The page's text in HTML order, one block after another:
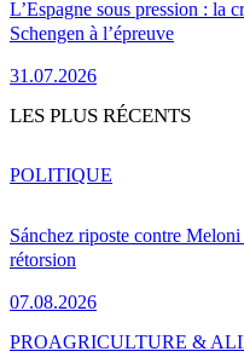
L’Espagne sous pression : la
Schengen à l’épreuve
31.07.2026
LES PLUS RÉCENTS
Sánchez riposte contre
rétorsion
07.08.2026
POLITIQUE
PROAGRICULTURE &